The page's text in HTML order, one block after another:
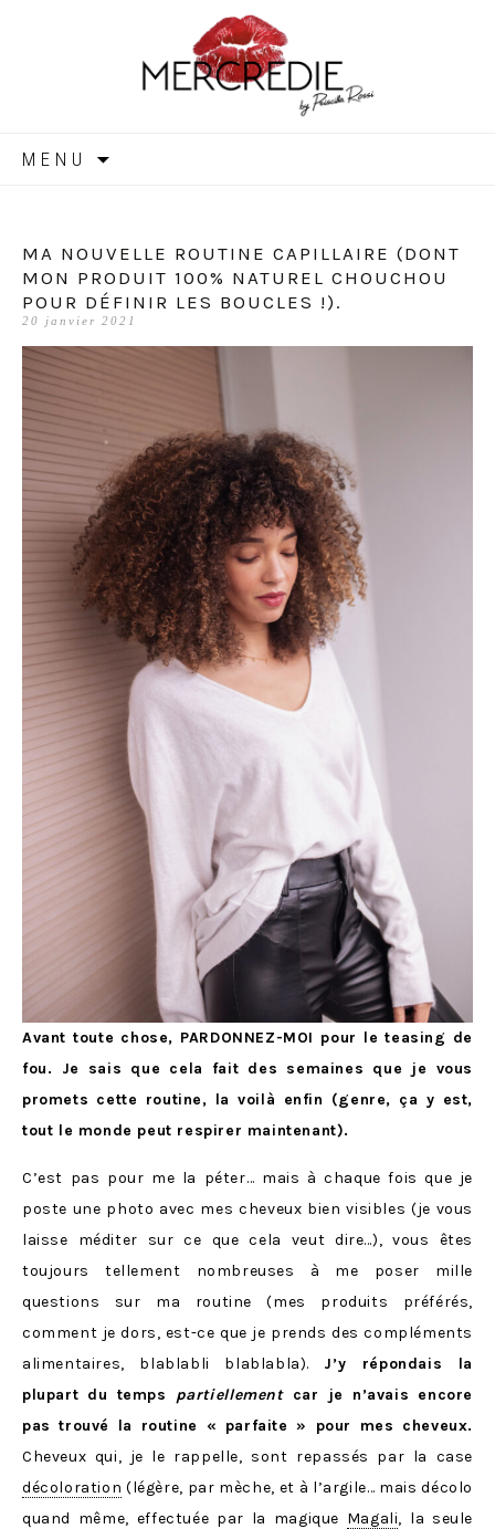
MERCREDIE
MENU
MA NOUVELLE ROUTINE CAPILLAIRE (DONT
MON PRODUIT 100% NATUREL CHOUCHOU
POUR DÉFINIR LES BOUCLES !).
20 janvier 2021
Avant toute chose, PARDONNEZ-MOI pour le teasing de
fou. Je sais que cela fait des semaines que je vous
promets cette routine, la voilà enfin (genre, ça y est,
tout le monde peut respirer maintenant).
C’est pas pour me la péter… mais à chaque fois que je
poste une photo avec mes cheveux bien visibles (je vous
laisse méditer sur ce que cela veut dire…), vous êtes
toujours tellement nombreuses à me poser mille
questions sur ma routine (mes produits préférés,
comment je dors, est-ce que je prends des compléments
alimentaires, blablabli blablabla). J’y répondais la
plupart du temps partiellementcar je n’avais encore
pas trouvé la routine « parfaite » pour mes cheveux.
Cheveux qui, je le rappelle, sont repassés par la case
décoloration (légère, par mèche, et à l’argile… mais décolo
quand même, effectuée par la magique Magali, la seule